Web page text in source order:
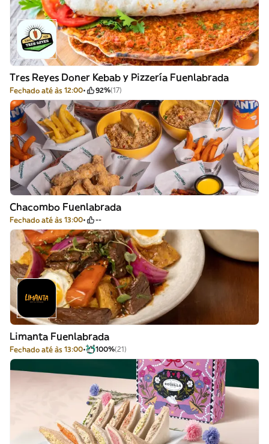
Tres Reyes Doner Kebab y Pizzería Fuenlabrada
Fechado até às 12:00 92%(17)
Chacombo Fuenlabrada
Fechado até às 13:00 --
Limanta Fuenlabrada
Fechado até às 13:00 100%(21)